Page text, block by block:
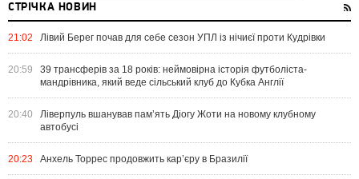
СТРІЧКА НОВИН
21:02 Лівий Берег почав для себе сезон УПЛ із нічиєї проти Кудрівки
20:59
39 трансферів за 18 років: неймовірна історія футболіста-
мандрівника, який веде сільський клуб до Кубка Англії
20:40
Ліверпуль вшанував пам’ять Діогу Жоти на новому клубному
автобусі
20:23 Анхель Торрес продовжить кар’єру в Бразилії